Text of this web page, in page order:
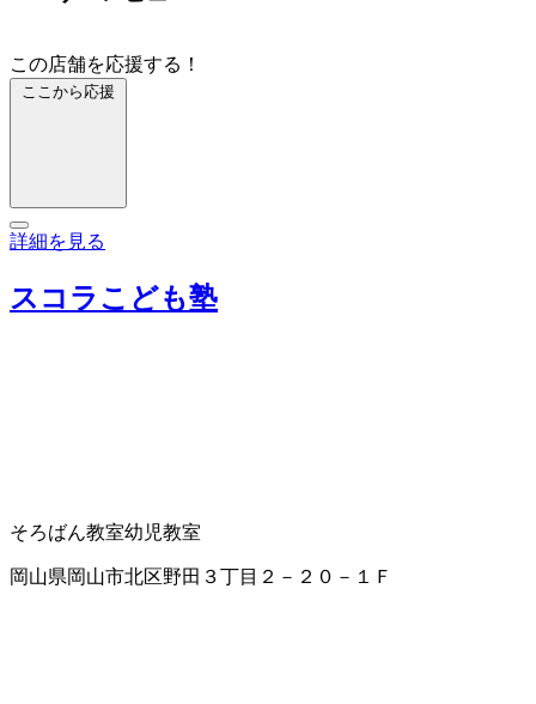
この店舗を応援する！
ここから応援
詳細を見る
スコラこども塾
そろばん教室幼児教室
岡山県岡山市北区野田３丁目２－２０－１Ｆ